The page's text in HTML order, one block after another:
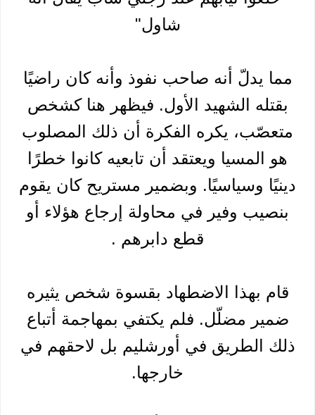
شاول"
مما يدلّ أنه صاحب نفوذ وأنه كان راضيًا
بقتله الشهيد الأول. فيظهر هنا كشخص
متعصّب، يكره الفكرة أن ذلك المصلوب
هو المسيا ويعتقد أن تابعيه كانوا خطرًا
دينيًا وسياسيًا. وبضمير مستريح كان يقوم
بنصيب وفير في محاولة إرجاع هؤلاء أو
قطع دابرهم .
قام بهذا الاضطهاد بقسوة شخص يثيره
ضمير مضلّل. فلم يكتفي بمهاجمة أتباع
ذلك الطريق في أورشليم بل لاحقهم في
خارجها.